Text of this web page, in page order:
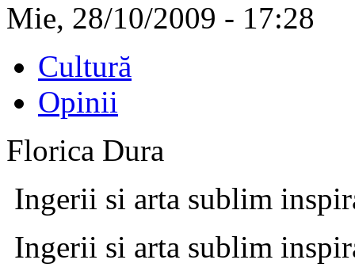
Mie, 28/10/2009 - 17:28
Cultură
Opinii
Florica Dura
Ingerii si arta sublim
Ingerii si arta sublim